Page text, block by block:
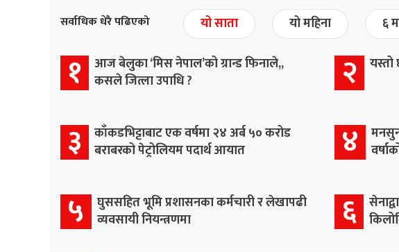
सर्वाधिक धेरै पढिएको यो साता यो महिना ६
१
आज बेलुका ‘मिस नेपाल’को ग्रान्ड फिनाले,,
कसले जित्ला उपाधि ?
२ यस्तो
३
काँकडभिट्टाबाट एक वर्षमा २४ अर्ब ५० करोड
बराबरको पेट्रोलियम पदार्थ आयात
४
५
घुससहित भूमि प्रशासनका कर्मचारी र लेखापढी
व्यवसायी नियन्त्रणमा
६